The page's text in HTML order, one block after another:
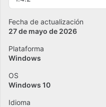
Fecha de actualización
27 de mayo de 2026
Plataforma
Windows
OS
Windows 10
Idioma